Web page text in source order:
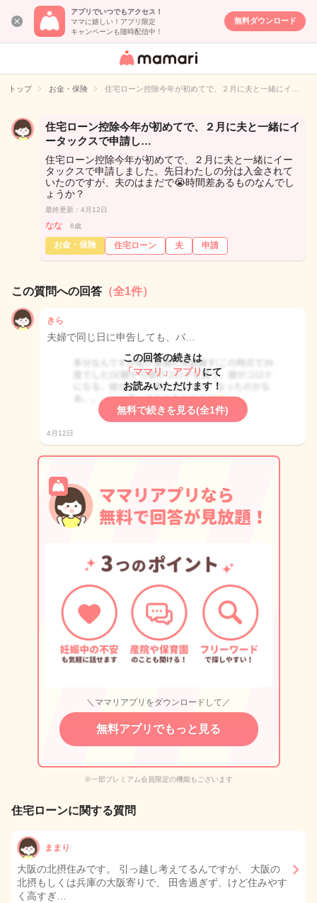
アプリでいつでもアクセス！
ママに嬉しい！アプリ限定
キャンペーンも随時配信中！
無料ダウンロード
女性専用匿名QA
イト
トップ お金・保険 住宅ローン控除今年が初めてで、２月に夫と一緒にイ…
住宅ローン控除今年が初めてで、２月に夫と一緒にイ
ータックスで申請し…
住宅ローン控除今年が初めてで、２月に夫と一緒にイー
タックスで申請しました。先日わたしの分は入金されて
いたのですが、夫のはまだで😭時間差あるものなんでし
ょうか？
最終更新：4月12日
なな 6歳
お金・保険 住宅ローン 夫 申請
この質問への回答 （全1件）
きら
夫婦で同じ日に申告しても、バ…
この回答の続きは
「ママリ」アプリ にて
お読みいただけます！
無料で続きを見る(全1件)
4月12日
＼ママリアプリをダウンロードして／
無料アプリでもっと見る
※一部プレミアム会員限定の機能もございます
住宅ローンに関する質問
ままり
大阪の北摂住みです。 引っ越し考えてるんですが、 大阪の
北摂もしくは兵庫の大阪寄りで、 田舎過ぎず、けど住みやす
く高すぎ…